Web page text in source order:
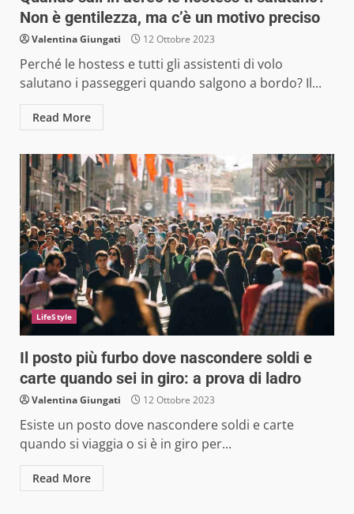
Non è gentilezza, ma c’è un motivo preciso
Valentina Giungati 12 Ottobre 2023
Perché le hostess e tutti gli assistenti di volo
salutano i passeggeri quando salgono a bordo? Il...
Read More
LifeStyle
Il posto più furbo dove nascondere soldi e
carte quando sei in giro: a prova di ladro
Valentina Giungati 12 Ottobre 2023
Esiste un posto dove nascondere soldi e carte
quando si viaggia o si è in giro per...
Read More